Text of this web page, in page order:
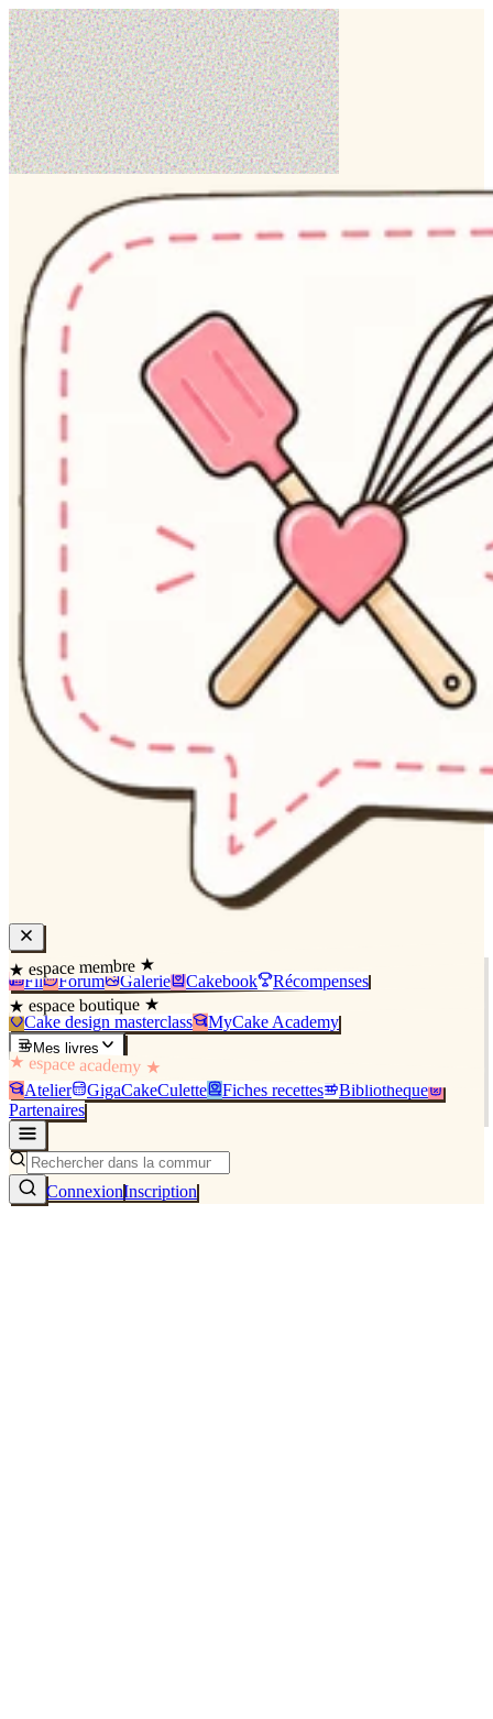
★ espace membre ★
Fil Forum Galerie Cakebook Récompenses
★ espace boutique ★
Cake design masterclass MyCake Academy
Mes livres
★ espace academy ★
Atelier GigaCakeCulette Fiches recettes
Bibliothèque
Partenaires
ConnexionInscription